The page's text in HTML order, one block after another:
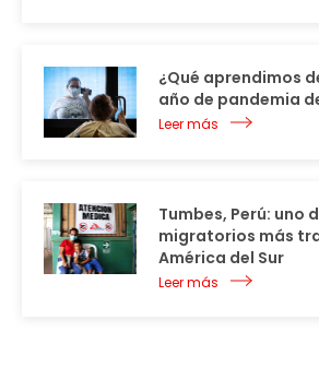
¿Qué aprendimos
año de pandemia
Leer más
Tumbes, Perú: uno
migratorios más
América del Sur
Leer más